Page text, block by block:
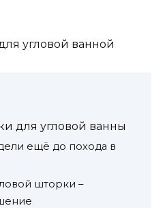
угловой ванной
для угловой ванны
ещё до похода в
шторки –